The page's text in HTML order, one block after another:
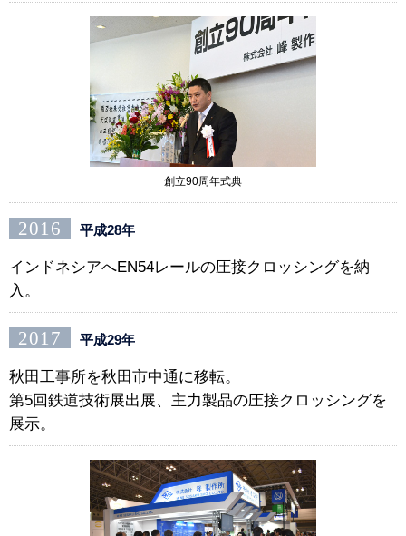
創立90周年式典
2016 平成28年
インドネシアへEN54レールの圧接クロッシングを納
入。
2017 平成29年
秋田工事所を秋田市中通に移転。
第5回鉄道技術展出展、主力製品の圧接クロッシングを
展示。